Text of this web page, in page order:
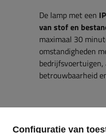
De lamp met een
van stof en
maximaal 30
omstandigheden
bedrijfsvoertuigen,
betrouwbaarheid
Homologaties
Configuratie van